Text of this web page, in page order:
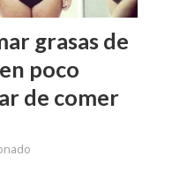
grasas de
poco
de comer